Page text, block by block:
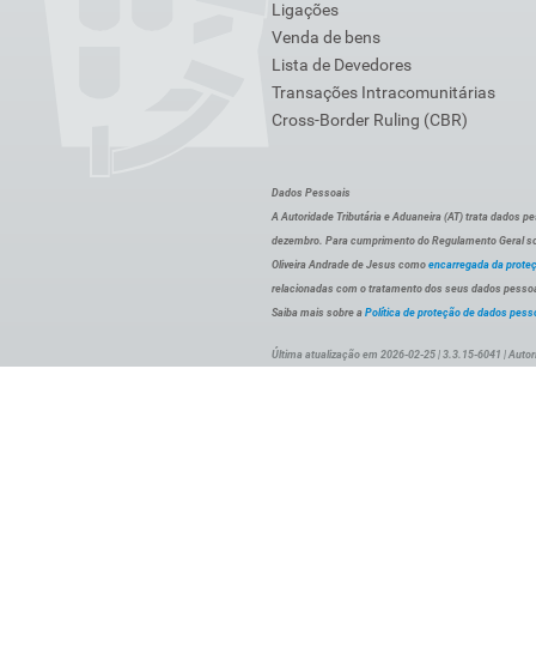
Ligações
Venda de bens
Lista de Devedores
Transações Intracomunitárias
Cross-Border Ruling (CBR)
Dados Pessoais
A Autoridade Tributária e Aduaneira (AT) trata dados
dezembro. Para cumprimento do Regulamento Geral
Oliveira Andrade de Jesus como encarregada da
relacionadas com o tratamento dos seus dados
Saiba mais sobre a Política de proteção de dados
Última atualização em 2026-02-25 | 3.3.15-6041 |